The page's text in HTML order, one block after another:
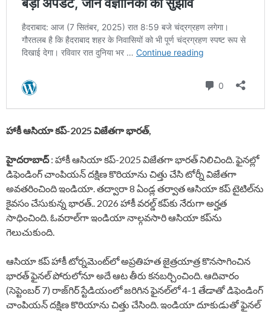
హాకీ ఆసియా కప్-2025 విజేతగా భారత్,
హైదరాబాద్: హాకీ ఆసియా కప్-2025 విజేతగా భారత్ నిలిచింది. ఫైనల్లో
డిఫెండింగ్ చాంపియన్ దక్షిణ కొరియాను చిత్తు చేసి టోర్నీ విజేతగా
అవతరించింది ఇండియా. తద్వారా 8 ఏండ్ల తర్వాత ఆసియా కప్ టైటిల్‎ను
కైవసం చేసుకున్న భారత్.. 2026 హాకీ వరల్డ్ కప్‎కు నేరుగా అర్హత
సాధించింది. ఓవరాల్‎గా ఇండియా నాల్గవసారి ఆసియా కప్‌ను
గెలుచుకుంది.
ఆసియా కప్ హాకీ టోర్నమెంట్‌‎లో అప్రతిహత జైత్రయాత్ర కొనసాగించిన
భారత్ ఫైనల్ పోరులోనూ అదే ఆట తీరు కనబర్చించింది. ఆదివారం
(సెప్టెంబర్ 7) రాజ్‌గిర్ స్టేడియంలో జరిగిన ఫైనల్‌లో 4-1 తేడాతో డిఫెండింగ్
చాంపియన్ దక్షిణ కొరియాను చిత్తు చేసింది. ఇండియా దూకుడుతో ఫైనల్